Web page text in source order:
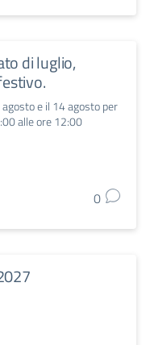
di luglio,
e il 14 agosto per
alle ore 12:00
0